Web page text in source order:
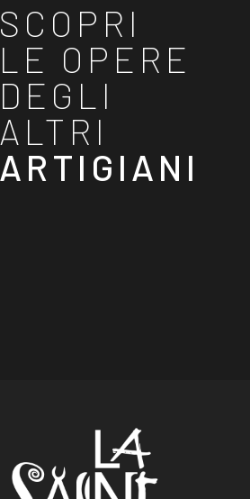
SCOPRI
LE OPERE
DEGLI
ALTRI
ARTIGIANI